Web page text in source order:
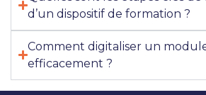
d’un dispositif de formation ?
Comment digitaliser un
efficacement ?